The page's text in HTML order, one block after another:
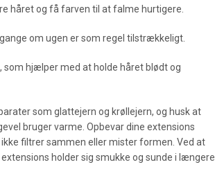
håret og få farven til at falme hurtigere.
om ugen er som regel tilstrækkeligt.
som hjælper med at holde håret blødt og
som glattejern og krøllejern, og husk at
bruger varme. Opbevar dine extensions
filtrer sammen eller mister formen. Ved at
holder sig smukke og sunde i længere